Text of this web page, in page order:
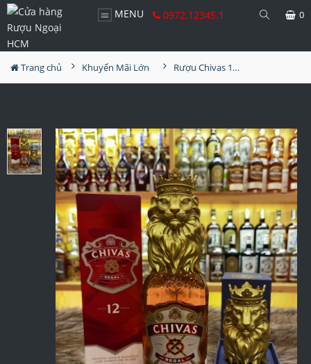
MENU 0972.12345.1 0
Trang chủ Khuyến Mãi Lớn Rượu Chivas 12YO Lion